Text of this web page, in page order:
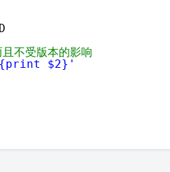
不受版本的影响
$2}'